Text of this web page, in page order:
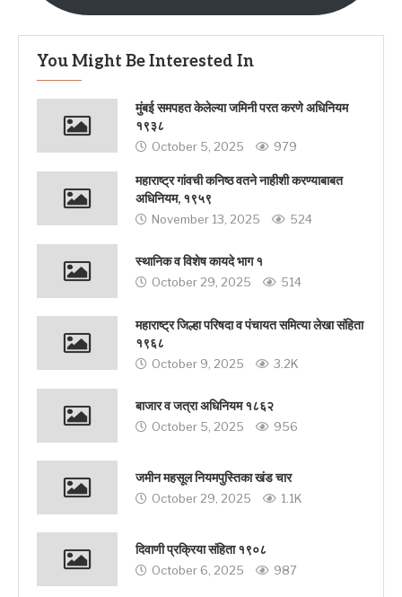
You Might Be Interested In
मुंबई समपहत केलेल्या जमिनी परत करणे अधिनियम
१९३८
October 5, 2025 979
महाराष्ट्र गांवची कनिष्ठ वतने नाहीशी करण्याबाबत
अधिनियम, १९५९
November 13, 2025 524
स्थानिक व विशेष कायदे भाग १
October 29, 2025 514
महाराष्ट्र जिल्हा परिषदा व पंचायत समित्या लेखा संहिता
१९६८
October 9, 2025 3.2K
बाजार व जत्रा अधिनियम १८६२
October 5, 2025 956
जमीन महसूल नियमपुस्तिका खंड चार
October 29, 2025 1.1K
दिवाणी प्रक्रिया संहिता १९०८
October 6, 2025 987